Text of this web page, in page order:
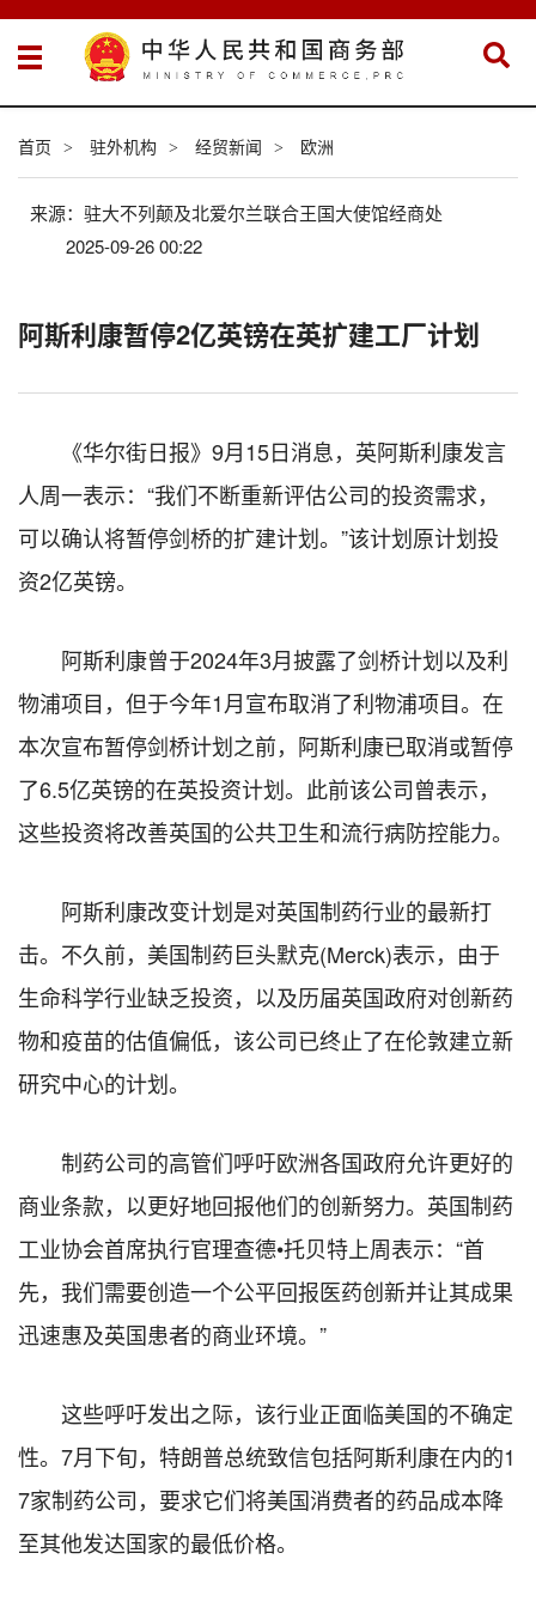
首页 > 驻外机构 > 经贸新闻 > 欧洲
来源：驻大不列颠及北爱尔兰联合王国大使馆经商处
2025-09-26 00:22
阿斯利康暂停2亿英镑在英扩建工厂计划
《华尔街日报》9月15日消息，英阿斯利康发言
人周一表示：“我们不断重新评估公司的投资需求，
可以确认将暂停剑桥的扩建计划。”该计划原计划投
资2亿英镑。
阿斯利康曾于2024年3月披露了剑桥计划以及利
物浦项目，但于今年1月宣布取消了利物浦项目。在
本次宣布暂停剑桥计划之前，阿斯利康已取消或暂停
了6.5亿英镑的在英投资计划。此前该公司曾表示，
这些投资将改善英国的公共卫生和流行病防控能力。
阿斯利康改变计划是对英国制药行业的最新打
击。不久前，美国制药巨头默克(Merck)表示，由于
生命科学行业缺乏投资，以及历届英国政府对创新药
物和疫苗的估值偏低，该公司已终止了在伦敦建立新
研究中心的计划。
制药公司的高管们呼吁欧洲各国政府允许更好的
商业条款，以更好地回报他们的创新努力。英国制药
工业协会首席执行官理查德•托贝特上周表示：“首
先，我们需要创造一个公平回报医药创新并让其成果
迅速惠及英国患者的商业环境。”
这些呼吁发出之际，该行业正面临美国的不确定
性。7月下旬，特朗普总统致信包括阿斯利康在内的1
7家制药公司，要求它们将美国消费者的药品成本降
至其他发达国家的最低价格。